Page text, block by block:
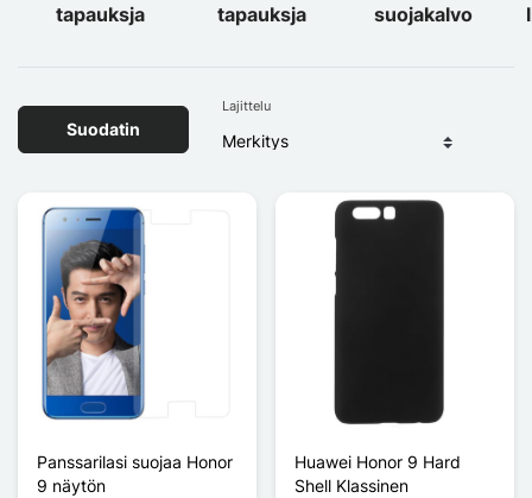
tapauksja
tapauksja
suojakalvo
Suodatin
Lajittelu
Panssarilasi suojaa Honor
9 näytön
Huawei Honor 9 Hard
Shell Klassinen